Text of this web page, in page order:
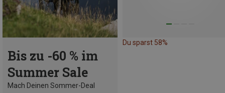
Bis zu -60 % im
Summer Sale
Mach Deinen Sommer-Deal
Du sparst 58%